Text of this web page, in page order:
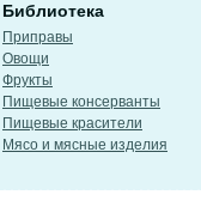
Библиотека
Приправы
Овощи
Фрукты
Пищевые консерванты
Пищевые красители
Мясо и мясные изделия